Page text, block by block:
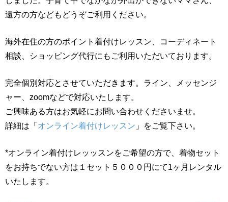
遠方の方などもどうぞご利用ください。
海外在住の方のポイント着付けレッスン、コーディネート
相談、ショッピング代行にもご利用いただいております。
完全個別対応とさせていただきます。ライン、メッセンジ
ャー、zoomなどで対応いたします。
ご興味ある方はお気軽にお問い合わせくださいませ。
詳細は「 オンライン着付けレッスン 」をご覧下さい。
*オンライン着付けレッッスンをご希望の方で、着物セット
をお持ちでない方は１セット５０００円にて1ヶ月レンタル
いたします。